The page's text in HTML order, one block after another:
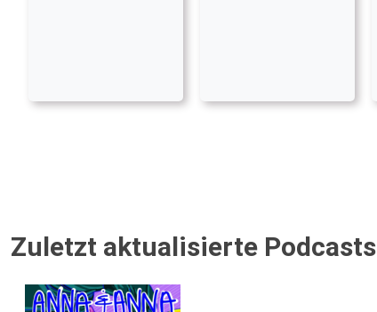
Zuletzt aktualisierte Podcasts